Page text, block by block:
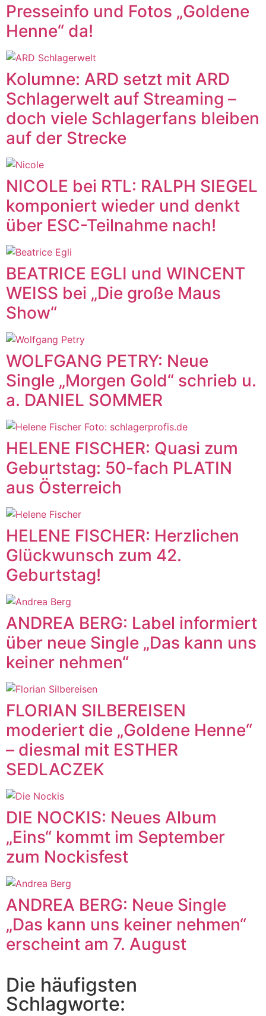
Presseinfo und Fotos „Goldene
Henne“ da!
Kolumne: ARD setzt mit ARD
Schlagerwelt auf Streaming –
doch viele Schlagerfans bleiben
auf der Strecke
NICOLE bei RTL: RALPH SIEGEL
komponiert wieder und denkt
über ESC-Teilnahme nach!
BEATRICE EGLI und WINCENT
WEISS bei „Die große Maus
Show“
WOLFGANG PETRY: Neue
Single „Morgen Gold“ schrieb u.
a. DANIEL SOMMER
HELENE FISCHER: Quasi zum
Geburtstag: 50-fach PLATIN
aus Österreich
HELENE FISCHER: Herzlichen
Glückwunsch zum 42.
Geburtstag!
ANDREA BERG: Label informiert
über neue Single „Das kann uns
keiner nehmen“
FLORIAN SILBEREISEN
moderiert die „Goldene Henne“
– diesmal mit ESTHER
SEDLACZEK
DIE NOCKIS: Neues Album
„Eins“ kommt im September
zum Nockisfest
ANDREA BERG: Neue Single
„Das kann uns keiner nehmen“
erscheint am 7. August
Die häufigsten
Schlagworte: